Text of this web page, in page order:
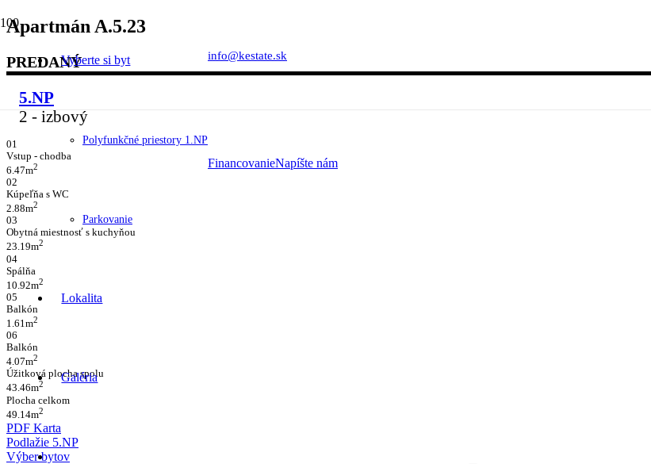
Vyberte si byt
Polyfunkčné priestory 1.NP
Parkovanie
Lokalita
Galéria
info@kestate.sk
FinancovanieNapíšte nám
Apartmán A.5.23
PREDANÝ
5.NP
2 - izbový
01
Vstup - chodba
6.47m2
02
Kúpeľňa s WC
2.88m2
03
Obytná miestnosť s kuchyňou
23.19m2
04
Spálňa
10.92m2
05
Balkón
1.61m2
06
Balkón
4.07m2
Úžitková plocha spolu
43.46m2
Plocha celkom
49.14m2
PDF Karta
Podlažie 5.NP
Výber bytov